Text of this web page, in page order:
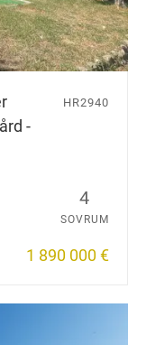
-
HR2940
4
SOVRUM
1 890 000 €